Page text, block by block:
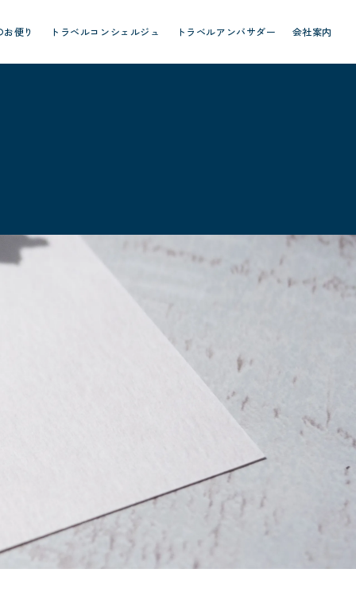
便り トラベルコンシェルジュ トラベルアンバサダー 会社案内